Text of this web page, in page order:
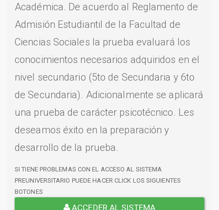
Académica. De acuerdo al Reglamento de
Admisión Estudiantil de la Facultad de
Ciencias Sociales la prueba evaluará los
conocimientos necesarios adquiridos en el
nivel secundario (5to de Secundaria y 6to
de Secundaria). Adicionalmente se aplicará
una prueba de carácter psicotécnico. Les
deseamos éxito en la preparación y
desarrollo de la prueba.
SI TIENE PROBLEMAS CON EL ACCESO AL SISTEMA
PREUNIVERSITARIO PUEDE HACER CLICK LOS SIGUIENTES
BOTONES
ACCEDER AL SISTEMA